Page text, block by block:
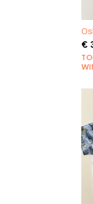
€